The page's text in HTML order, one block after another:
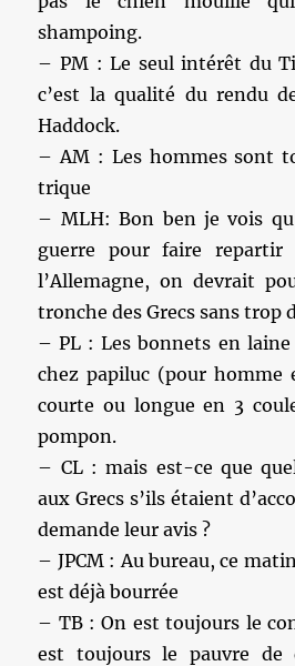
shampoing.
– PM : Le seul intérêt du
c’est la qualité du rendu
Haddock.
– AM : Les hommes sont
trique
– MLH: Bon ben je vois
guerre pour faire repartir
l’Allemagne, on devrait
tronche des Grecs sans trop
– PL : Les bonnets en
chez papiluc (pour homme
courte ou longue en 3
pompon.
– CL : mais est-ce que
aux Grecs s’ils étaient
demande leur avis ?
– JPCM : Au bureau, ce
est déjà bourrée
– TB : On est toujours le
est toujours le pauvre de